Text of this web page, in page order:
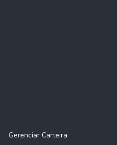
Gerenciar Carteira